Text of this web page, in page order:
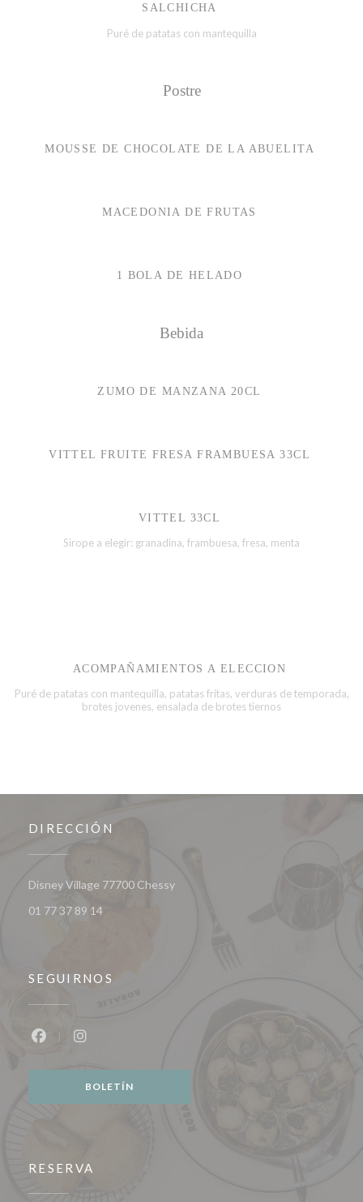
SALCHICHA
Puré de patatas con mantequilla
Postre
MOUSSE DE CHOCOLATE DE LA ABUELITA
MACEDONIA DE FRUTAS
1 BOLA DE HELADO
Bebida
ZUMO DE MANZANA 20CL
VITTEL FRUITE FRESA FRAMBUESA 33CL
VITTEL 33CL
Sirope a elegir: granadina, frambuesa, fresa, menta
ACOMPAÑAMIENTOS A ELECCION
Puré de patatas con mantequilla, patatas fritas, verduras de temporada,
brotes jovenes, ensalada de brotes tiernos
DIRECCIÓN
Disney Village 77700 Chessy((abre en una nueva ventana))
01 77 37 89 14
SEGUIRNOS
BOLETÍN
RESERVA